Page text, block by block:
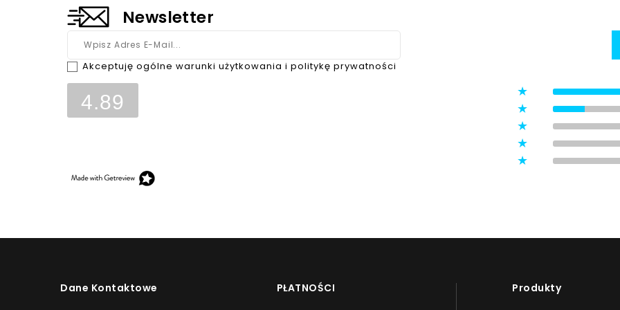
Newsletter
Akceptuję ogólne warunki użytkowania i politykę prywatności
4.89
Dane Kontaktowe PŁATNOŚCI Produkty